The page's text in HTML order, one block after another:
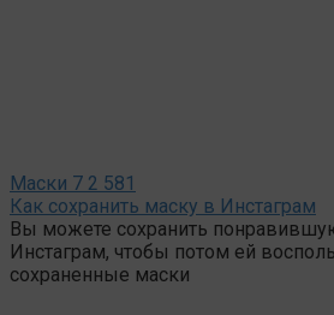
Маски 7 2 581
Как сохранить маску в Инстаграм
Вы можете сохранить
Инстаграм, чтобы потом ей
сохраненные маски